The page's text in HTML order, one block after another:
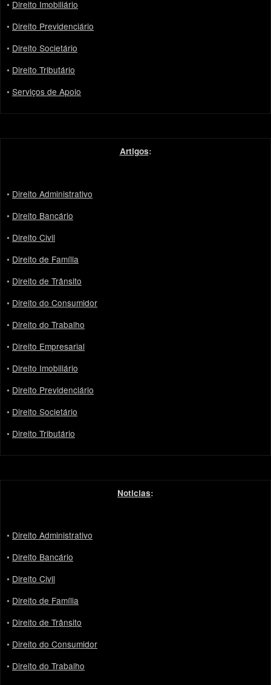
• Direito Imobiliário
• Direito Previdenciário
• Direito Societário
• Direito Tributário
• Serviços de Apoio
Artigos:
• Direito Administrativo
• Direito Bancário
• Direito Civil
• Direito de Família
• Direito de Trânsito
• Direito do Consumidor
• Direito do Trabalho
• Direito Empresarial
• Direito Imobiliário
• Direito Previdenciário
• Direito Societário
• Direito Tributário
Noticias:
• Direito Administrativo
• Direito Bancário
• Direito Civil
• Direito de Família
• Direito de Trânsito
• Direito do Consumidor
• Direito do Trabalho